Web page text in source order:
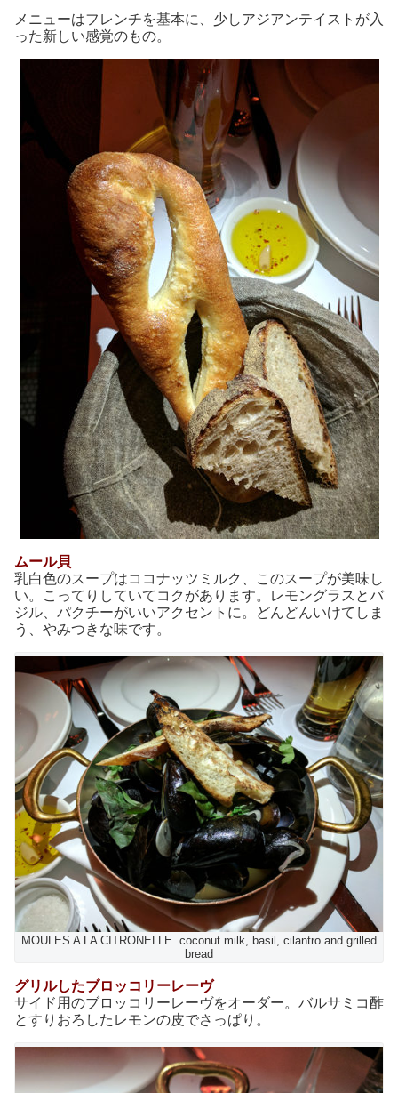
メニューはフレンチを基本に、少しアジアンテイストが入
った新しい感覚のもの。
ムール貝
乳白色のスープはココナッツミルク、このスープが美味し
い。こってりしていてコクがあります。レモングラスとバ
ジル、パクチーがいいアクセントに。どんどんいけてしま
う、やみつきな味です。
MOULES A LA CITRONELLE coconut milk, basil, cilantro and grilled
bread
グリルしたブロッコリーレーヴ
サイド用のブロッコリーレーヴをオーダー。バルサミコ酢
とすりおろしたレモンの皮でさっぱり。